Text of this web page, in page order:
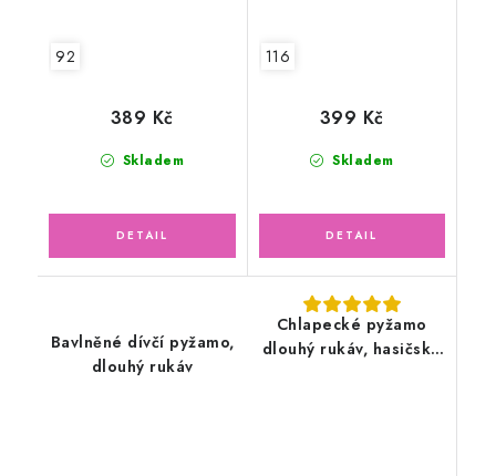
92
Skladem
389 Kč
116
Skladem
399 Kč
Bavlněné dívčí pyžamo,
dlouhý rukáv
Chlapecké pyžamo
dlouhý rukáv, hasičské